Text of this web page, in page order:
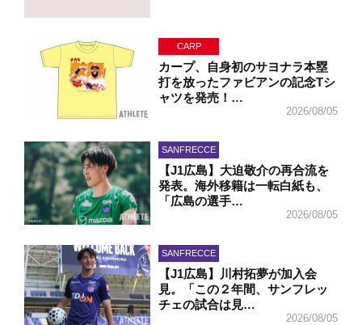
CARP
カープ、自身初のサヨナラ本塁
打を放ったファビアンの記念Tシ
ャツを発売！…
2026/08/05
SANFRECCE
【J1広島】大迫敬介の再合流を
発表。海外移籍は一転白紙も、
「広島の選手…
2026/08/05
SANFRECCE
【J1広島】川村拓夢が加入会
見。「この２年間、サンフレッ
チェの試合は見…
2026/08/05